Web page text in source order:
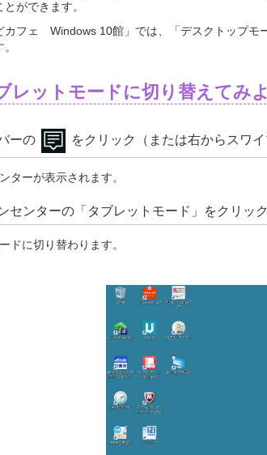
ができます。
カフェ Windows 10館」では、「デスクトップ
レットモードに切り替えてみ
ーの をクリック（または右からスワイ
ターが表示されます。
センターの「タブレットモード」をクリッ
ドに切り替わります。